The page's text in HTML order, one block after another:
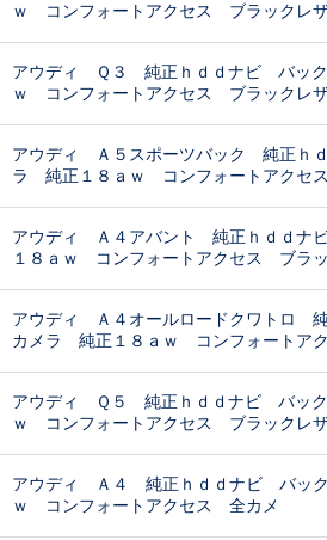
ｗ コンフォートアクセス ブラックレ
アウディ Ｑ３ 純正ｈｄｄナビ バッ
ｗ コンフォートアクセス ブラックレ
アウディ Ａ５スポーツバック 純正ｈ
ラ 純正１８ａｗ コンフォートアクセ
アウディ Ａ４アバント 純正ｈｄｄナ
１８ａｗ コンフォートアクセス ブラ
アウディ Ａ４オールロードクワトロ
カメラ 純正１８ａｗ コンフォートア
アウディ Ｑ５ 純正ｈｄｄナビ バッ
ｗ コンフォートアクセス ブラックレ
アウディ Ａ４ 純正ｈｄｄナビ バッ
ｗ コンフォートアクセス 全カメ